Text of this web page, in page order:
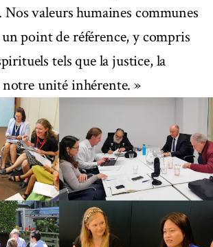
Nos valeurs humaines communes
point de référence, y compris
tels que la justice, la
unité inhérente. »